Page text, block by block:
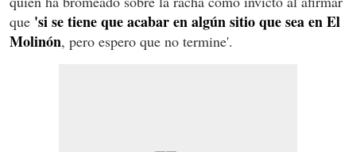
que 'si se tiene que acabar en algún sitio que sea en El
Molinón, pero espero que no termine'.